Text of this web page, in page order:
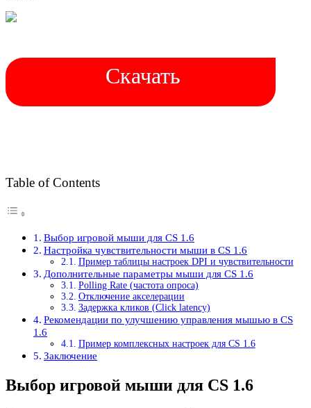
Скачать
Table of Contents
Выбор игровой мыши для CS 1.6
Настройка чувствительности мыши в CS 1.6
Пример таблицы настроек DPI и чувствительности
Дополнительные параметры мыши для CS 1.6
Polling Rate (частота опроса)
Отключение акселерации
Задержка кликов (Click latency)
Рекомендации по улучшению управления мышью в CS
1.6
Пример комплексных настроек для CS 1.6
Заключение
Выбор игровой мыши для CS 1.6